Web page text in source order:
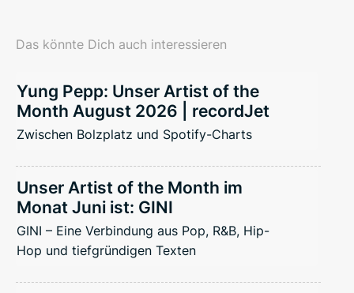
Das könnte Dich auch interessieren
Yung Pepp: Unser Artist of the
Month August 2026 | recordJet
Zwischen Bolzplatz und Spotify-Charts
Unser Artist of the Month im
Monat Juni ist: GINI
GINI – Eine Verbindung aus Pop, R&B, Hip-
Hop und tiefgründigen Texten